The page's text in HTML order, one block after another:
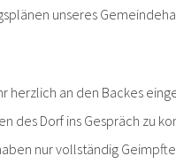
unseres
herzlich an den Backes
des Dorf ins Gespräch zu
nur vollständig